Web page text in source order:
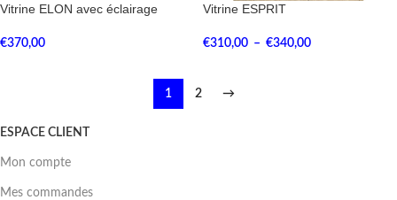
Vitrine ELON avec éclairage
€370,00
Vitrine ESPRIT
€310,00 – €340,00
1 2 →
ESPACE CLIENT
Mon compte
Mes commandes